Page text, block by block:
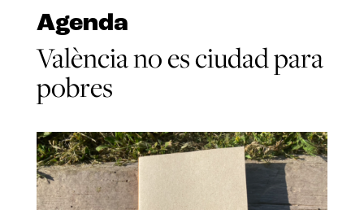
Agenda
València no es ciudad para
pobres